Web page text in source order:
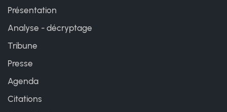
Présentation
Analyse - décryptage
Tribune
Presse
Agenda
Citations